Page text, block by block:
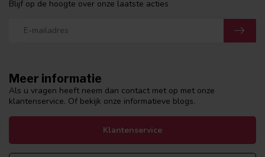
Meer informatie
Als u vragen heeft neem dan contact met op met onze
klantenservice. Of bekijk onze informatieve blogs.
Klantenservice
Blijf op de hoogte over onze laatste acties